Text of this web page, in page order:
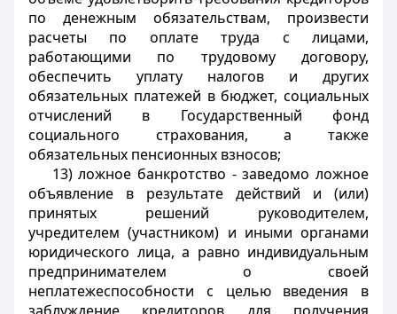
по денежным обязательствам, произвести
расчеты по оплате труда с лицами,
работающими по трудовому договору,
обеспечить уплату налогов и других
обязательных платежей в бюджет, социальных
отчислений в Государственный фонд
социального страхования, а также
обязательных пенсионных взносов;
13) ложное банкротство - заведомо ложное
объявление в результате действий и (или)
принятых решений руководителем,
учредителем (участником) и иными органами
юридического лица, а равно индивидуальным
предпринимателем о своей
неплатежеспособности с целью введения в